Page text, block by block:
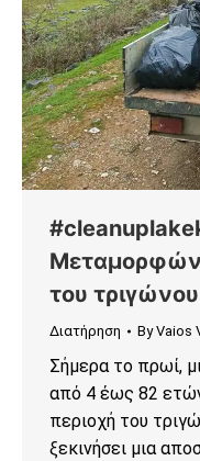
του τριγώνου
Διατήρηση ByVaios
Σήμερα το πρωί,
από 4 έως 82
περιοχή του
ξεκινήσει μια